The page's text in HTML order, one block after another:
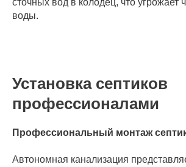
сточных вод в колодец, что угрожает
воды.
Установка септиков
профессионалами
Профессиональный монтаж
Автономная канализация